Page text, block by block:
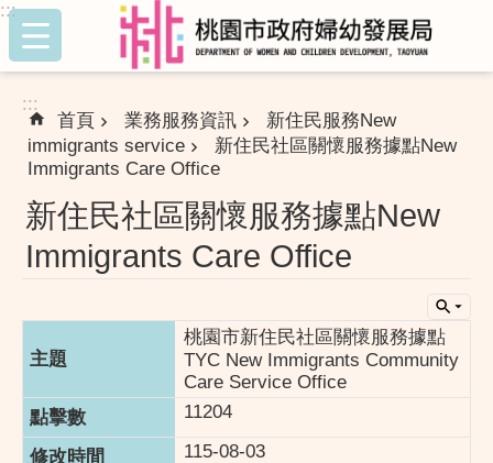
跳到主要內容區塊
:::
:::
首頁 業務服務資訊
新住民服務New
immigrants service
新住民社區關懷服務據點New
Immigrants Care Office
新住民社區關懷服務據點New
Immigrants Care Office
桃園市新住民社區關懷服務據點
TYC New Immigrants Community
Care Service Office
11204
115-08-03